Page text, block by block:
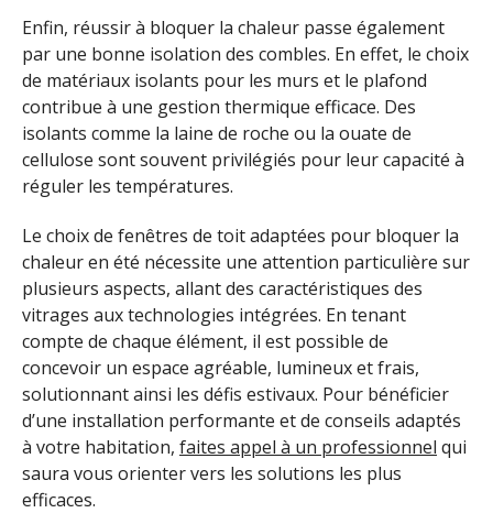
Enfin, réussir à bloquer la chaleur passe également
par une bonne isolation des combles. En effet, le choix
de matériaux isolants pour les murs et le plafond
contribue à une gestion thermique efficace. Des
isolants comme la laine de roche ou la ouate de
cellulose sont souvent privilégiés pour leur capacité à
réguler les températures.
Le choix de fenêtres de toit adaptées pour bloquer la
chaleur en été nécessite une attention particulière sur
plusieurs aspects, allant des caractéristiques des
vitrages aux technologies intégrées. En tenant
compte de chaque élément, il est possible de
concevoir un espace agréable, lumineux et frais,
solutionnant ainsi les défis estivaux. Pour bénéficier
d’une installation performante et de conseils adaptés
à votre habitation, faites appel à un professionnel qui
saura vous orienter vers les solutions les plus
efficaces.